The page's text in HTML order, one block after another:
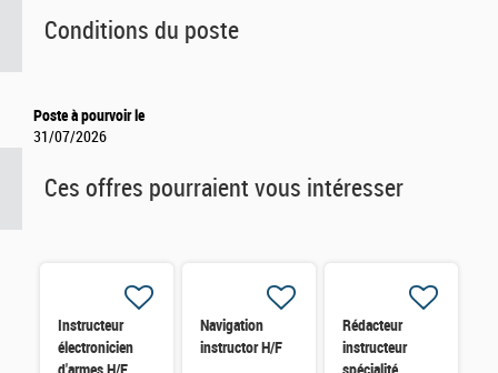
Conditions du poste
Poste à pourvoir le
31/07/2026
Ces offres pourraient vous intéresser
Instructeur
électronicien
Navigation
instructor H/F
Rédacteur
instructeur